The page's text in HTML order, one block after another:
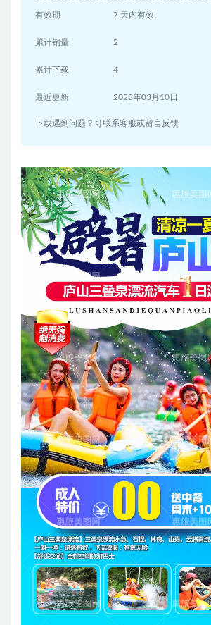
有效期 7 天内有效
累计销量 2
累计下载 4
最近更新 2023年03月10日
下载遇到问题？可联系客服或留言反馈